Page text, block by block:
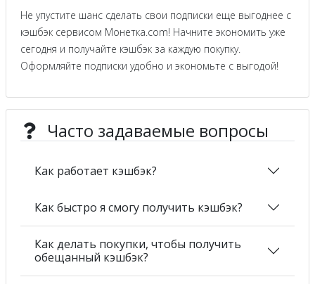
Не упустите шанс сделать свои подписки еще выгоднее с
кэшбэк сервисом Монетка.com! Начните экономить уже
сегодня и получайте кэшбэк за каждую покупку.
Оформляйте подписки удобно и экономьте с выгодой!
Часто задаваемые вопросы
Как работает кэшбэк?
Как быстро я смогу получить кэшбэк?
Как делать покупки, чтобы получить
обещанный кэшбэк?